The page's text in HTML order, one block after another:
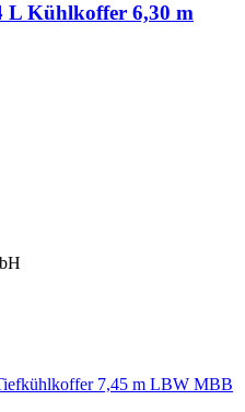
L Kühlkoffer 6,30 m